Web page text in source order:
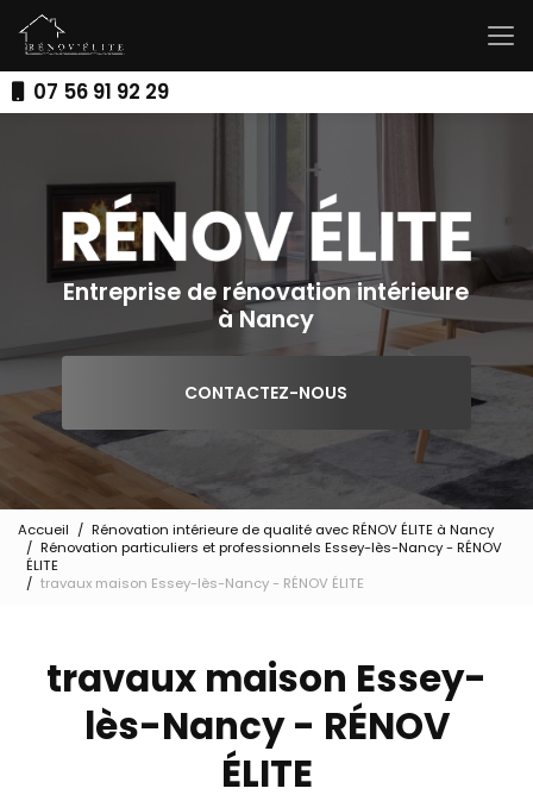
au
contenu
principal07 56 91 92 29
Entreprise de rénovation intérieure
à Nancy
CONTACTEZ-NOUS
Accueil
Rénovation intérieure de qualité avec RÉNOV ÉLITE à Nancy
Rénovation particuliers et professionnels Essey-lès-Nancy - RÉNOV
ÉLITE
travaux maison Essey-lès-Nancy - RÉNOV ÉLITE
travaux maison Essey-
lès-Nancy - RÉNOV
ÉLITE